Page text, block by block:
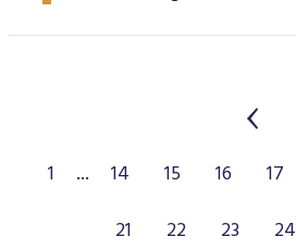
1 ... 14 15 16 17
21
22 23 24